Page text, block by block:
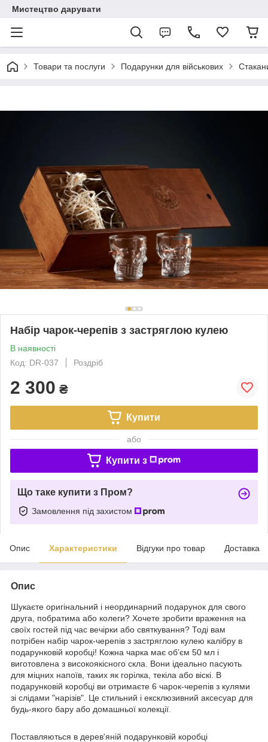
Мистецтво дарувати
Товари та послуги Подарунки для військових
Набір чарок-черепів з застряглою кулею
В наявності
Код: DR-037
Роздріб
2 300 ₴
Купити
або
Купити з
Що таке купити з Пром?
Замовлення під захистом
Опис Характеристики Відгуки про товар Доставка
Опис
Шукаєте оригінальний і неординарний подарунок для свого
друга, побратима або колеги? Хочете зробити враження на
своїх гостей під час вечірки або святкування? Тоді вам
потрібен набір чарок-черепів з застряглою кулею калібру в
подарунковій коробці! Кожна чарка має об’єм 50 мл і
виготовлена з високоякісного скла. Вони ідеально пасують
для міцних напоїв, таких як горілка, текіла або віскі. В
подарунковій коробці ви отримаєте 6 чарок-черепів з кулями
зі слідами "нарізів". Це стильний і ексклюзивний аксесуар для
будь-якого бару або домашньої колекції.
Поставляються в дерев'яній подарунковій коробці